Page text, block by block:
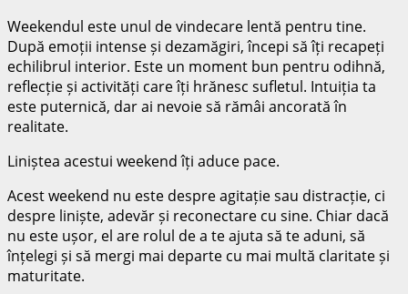
Weekendul este unul de vindecare lentă pentru tine.
După emoții intense și dezamăgiri, începi să îți recapeți
echilibrul interior. Este un moment bun pentru odihnă,
reflecție și activități care îți hrănesc sufletul. Intuiția ta
este puternică, dar ai nevoie să rămâi ancorată în
realitate.
Liniștea acestui weekend îți aduce pace.
Acest weekend nu este despre agitație sau distracție, ci
despre liniște, adevăr și reconectare cu sine. Chiar dacă
nu este ușor, el are rolul de a te ajuta să te aduni, să
înțelegi și să mergi mai departe cu mai multă claritate și
maturitate.